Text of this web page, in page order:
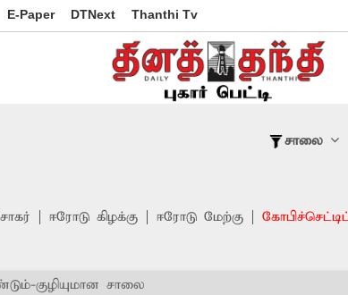
E-Paper DTNext Thanthi Tv
சாலை
ஈரோடு கிழக்கு ஈரோடு மேற்கு
குழியுமான சாலை